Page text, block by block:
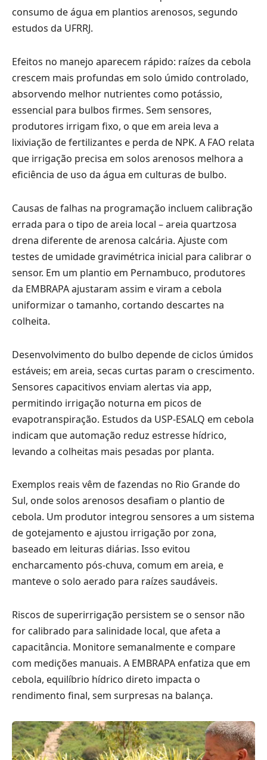
consumo de água em plantios arenosos, segundo
estudos da UFRRJ.
Efeitos no manejo aparecem rápido: raízes da cebola
crescem mais profundas em solo úmido controlado,
absorvendo melhor nutrientes como potássio,
essencial para bulbos firmes. Sem sensores,
produtores irrigam fixo, o que em areia leva a
lixiviação de fertilizantes e perda de NPK. A FAO relata
que irrigação precisa em solos arenosos melhora a
eficiência de uso da água em culturas de bulbo.
Causas de falhas na programação incluem calibração
errada para o tipo de areia local – areia quartzosa
drena diferente de arenosa calcária. Ajuste com
testes de umidade gravimétrica inicial para calibrar o
sensor. Em um plantio em Pernambuco, produtores
da EMBRAPA ajustaram assim e viram a cebola
uniformizar o tamanho, cortando descartes na
colheita.
Desenvolvimento do bulbo depende de ciclos úmidos
estáveis; em areia, secas curtas param o crescimento.
Sensores capacitivos enviam alertas via app,
permitindo irrigação noturna em picos de
evapotranspiração. Estudos da USP-ESALQ em cebola
indicam que automação reduz estresse hídrico,
levando a colheitas mais pesadas por planta.
Exemplos reais vêm de fazendas no Rio Grande do
Sul, onde solos arenosos desafiam o plantio de
cebola. Um produtor integrou sensores a um sistema
de gotejamento e ajustou irrigação por zona,
baseado em leituras diárias. Isso evitou
encharcamento pós-chuva, comum em areia, e
manteve o solo aerado para raízes saudáveis.
Riscos de superirrigação persistem se o sensor não
for calibrado para salinidade local, que afeta a
capacitância. Monitore semanalmente e compare
com medições manuais. A EMBRAPA enfatiza que em
cebola, equilíbrio hídrico direto impacta o
rendimento final, sem surpresas na balança.